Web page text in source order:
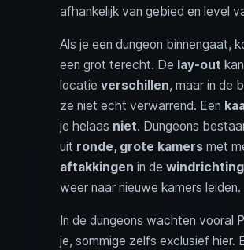
afhankelijk van gebied en level
Als je een dungeon binnengaat,
een grot terecht. De lay-out
locatie verschillen, maar in de
ze niet echt verwarrend. Een
je helaas niet. Dungeons
uit ronde, grote kamers met
aftakkingen in de
weer naar nieuwe kamers leiden.
In de dungeons wachten vooral
je, sommige zelfs exclusief hier.